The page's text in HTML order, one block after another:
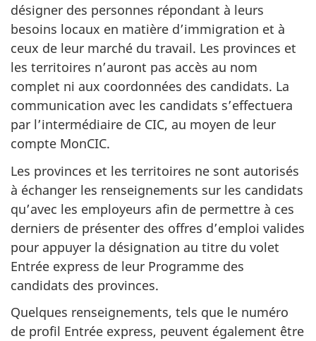
désigner des personnes répondant à leurs
besoins locaux en matière d’immigration et à
ceux de leur marché du travail. Les provinces et
les territoires n’auront pas accès au nom
complet ni aux coordonnées des candidats. La
communication avec les candidats s’effectuera
par l’intermédiaire de CIC, au moyen de leur
compte MonCIC.
Les provinces et les territoires ne sont autorisés
à échanger les renseignements sur les candidats
qu’avec les employeurs afin de permettre à ces
derniers de présenter des offres d’emploi valides
pour appuyer la désignation au titre du volet
Entrée express de leur Programme des
candidats des provinces.
Quelques renseignements, tels que le numéro
de profil Entrée express, peuvent également être